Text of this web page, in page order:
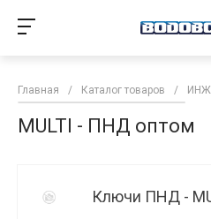
Главная / Каталог товаров /
MULTI - ПНД оптом
Ключи ПНД -